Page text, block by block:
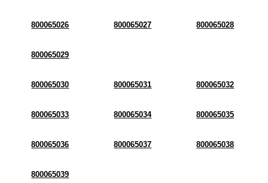
800065026 800065027 800065028
800065029
800065030 800065031 800065032
800065033 800065034 800065035
800065036 800065037 800065038
800065039